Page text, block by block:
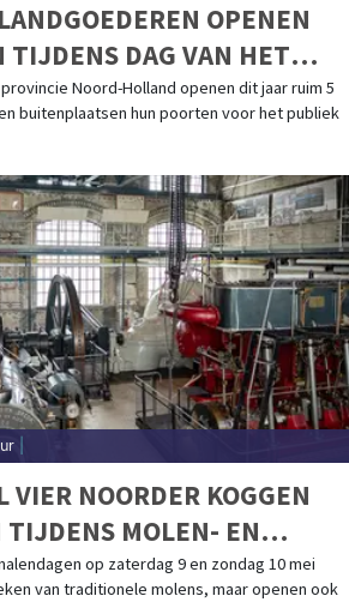
OPENEN
TIJDENS DAG VAN HET
HOLLAND
provincie Noord-Holland openen dit jaar ruim 5
buitenplaatsen hun poorten voor het publiek
VIER NOORDER KOGGEN
TIJDENS MOLEN- EN
op zaterdag 9 en zondag 10 mei
van traditionele molens, maar openen ook